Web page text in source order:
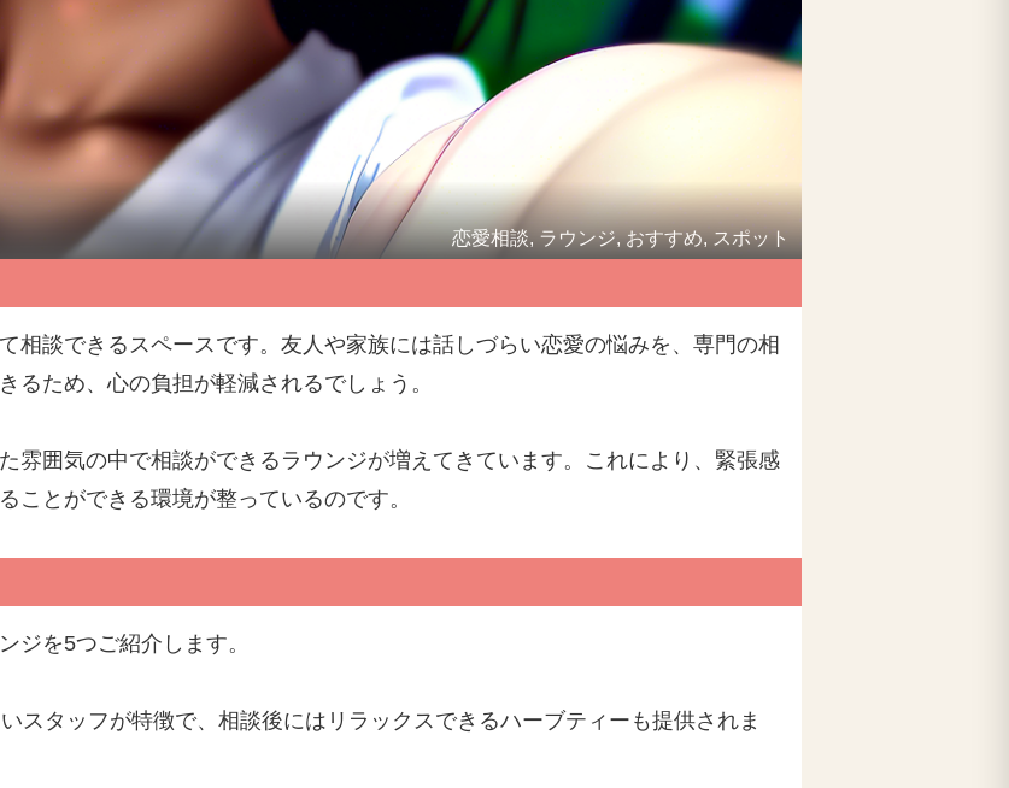
恋愛相談, ラウンジ, おすすめ, スポット
相談できるスペースです。友人や家族には話しづらい恋愛の悩みを、専門の相
るため、心の負担が軽減されるでしょう。
雰囲気の中で相談ができるラウンジが増えてきています。これにより、緊張感
ことができる環境が整っているのです。
ジを5つご紹介します。
スタッフが特徴で、相談後にはリラックスできるハーブティーも提供されま